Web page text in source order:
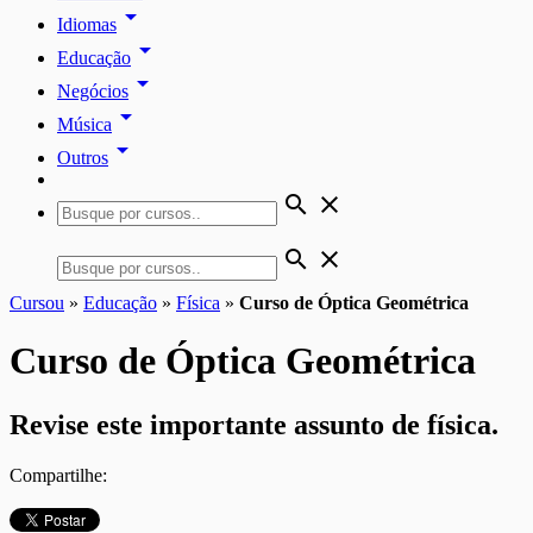
Idiomas arrow_drop_down
Educação arrow_drop_down
Negócios arrow_drop_down
Música arrow_drop_down
Outros arrow_drop_down
search close
search close
Cursou » Educação » Física » Curso de Óptica Geométrica
Curso de Óptica Geométrica
Revise este importante assunto de física.
Compartilhe: